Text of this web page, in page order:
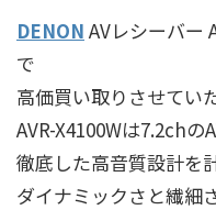
DENON AVレシーバー
で
高価買い取りさせてい
AVR-X4100Wは7.2chの
徹底した高音質設計を
ダイナミックさと繊細